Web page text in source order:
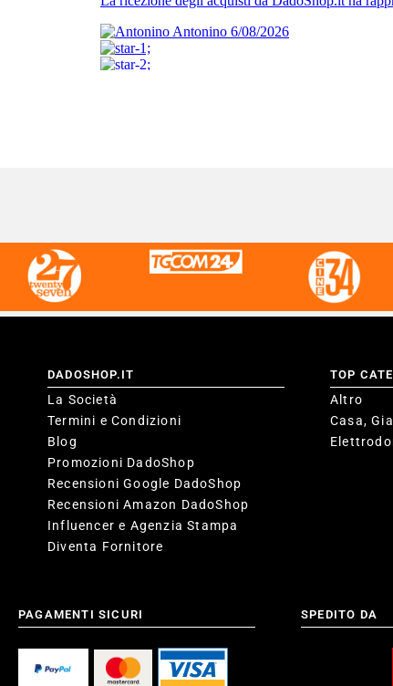
DADOSHOP.IT
La Società
Termini e Condizioni
Blog
Promozioni DadoShop
Recensioni Google DadoShop
Recensioni Amazon DadoShop
Influencer e Agenzia Stampa
Diventa Fornitore
TOP
Altro
Casa,
PAGAMENTI SICURI SPEDITO DA